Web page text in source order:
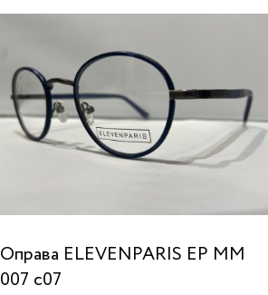
Оправа ELEVENPARIS EP MM
007 c07